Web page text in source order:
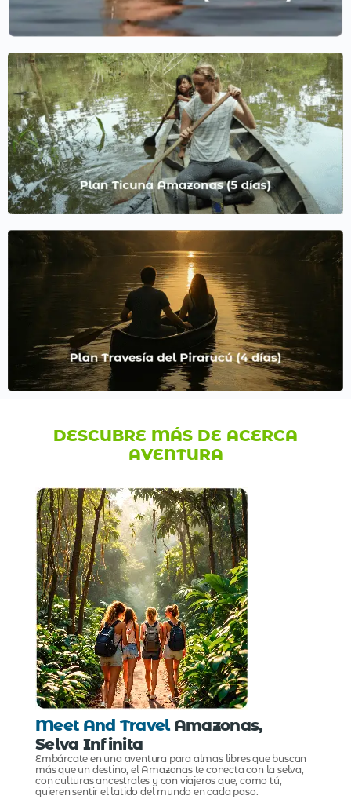
DESCUBRE MÁS DE ACERCA
AVENTURA
Meet And TravelAmazonas,
Selva Infinita
Embárcate en una aventura para almas libres que buscan
más que un destino, el Amazonas te conecta con la selva,
con culturas ancestrales y con viajeros que, como tú,
quieren sentir el latido del mundo en cada paso.